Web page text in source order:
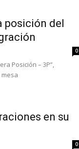
posición del
0
Posición – 3P”,
en su
0